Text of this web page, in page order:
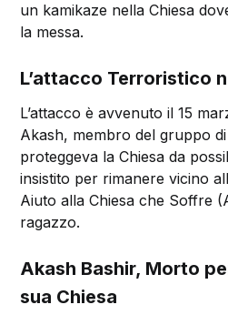
un kamikaze nella Chiesa
la messa.
L’attacco Terroristico
L’attacco è avvenuto il 15
Akash, membro del gruppo
proteggeva la Chiesa da
insistito per rimanere vicino
Aiuto alla Chiesa che Soffre
ragazzo.
Akash Bashir, Morto
sua Chiesa